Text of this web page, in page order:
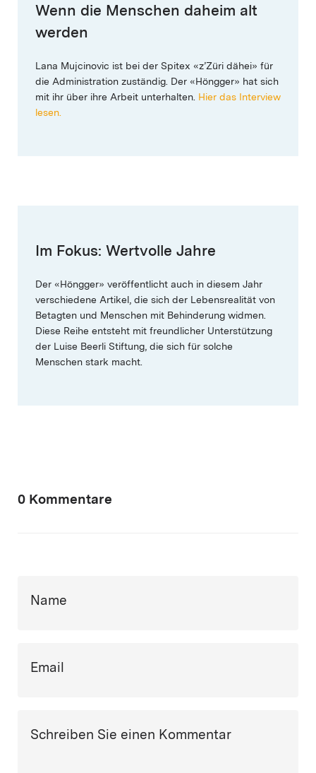
Wenn die Menschen daheim alt
werden
Lana Mujcinovic ist bei der Spitex «z’Züri dähei» für
die Administration zuständig. Der «Höngger» hat sich
mit ihr über ihre Arbeit unterhalten. Hier das Interview
lesen.
Im Fokus: Wertvolle Jahre
Der «Höngger» veröffentlicht auch in diesem Jahr
verschiedene Artikel, die sich der Lebensrealität von
Betagten und Menschen mit Behinderung widmen.
Diese Reihe entsteht mit freundlicher Unterstützung
der Luise Beerli Stiftung, die sich für solche
Menschen stark macht.
0 Kommentare
Name
Email
Schreiben Sie einen Kommentar